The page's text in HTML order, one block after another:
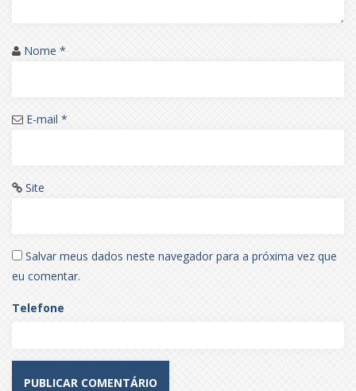
Nome *
E-mail *
Site
Salvar meus dados neste navegador para a próxima vez que
eu comentar.
Telefone